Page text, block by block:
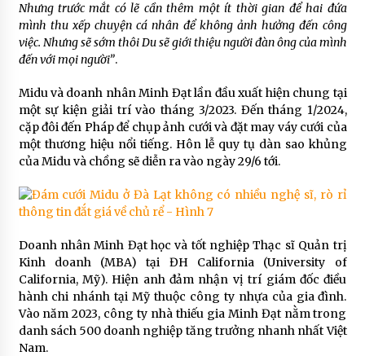
Nhưng trước mắt có lẽ cần thêm một ít thời gian để hai đứa
mình thu xếp chuyện cá nhân để không ảnh hưởng đến công
việc. Nhưng sẽ sớm thôi Du sẽ giới thiệu người đàn ông của mình
đến với mọi người”.
Midu và doanh nhân Minh Đạt lần đầu xuất hiện chung tại
một sự kiện giải trí vào tháng 3/2023. Đến tháng 1/2024,
cặp đôi đến Pháp để chụp ảnh cưới và đặt may váy cưới của
một thương hiệu nổi tiếng. Hôn lễ quy tụ dàn sao khủng
của Midu và chồng sẽ diễn ra vào ngày 29/6 tới.
Doanh nhân Minh Đạt học và tốt nghiệp Thạc sĩ Quản trị
Kinh doanh (MBA) tại ĐH California (University of
California, Mỹ). Hiện anh đảm nhận vị trí giám đốc điều
hành chi nhánh tại Mỹ thuộc công ty nhựa của gia đình.
Vào năm 2023, công ty nhà thiếu gia Minh Đạt nằm trong
danh sách 500 doanh nghiệp tăng trưởng nhanh nhất Việt
Nam.